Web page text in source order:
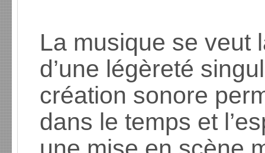
La musique se veut
d’une légèreté
création sonore
dans le temps et